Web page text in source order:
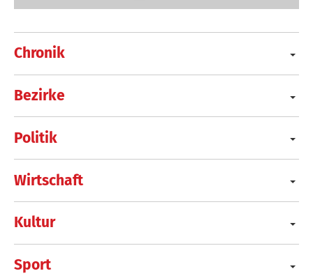
Chronik
Bezirke
Politik
Wirtschaft
Kultur
Sport